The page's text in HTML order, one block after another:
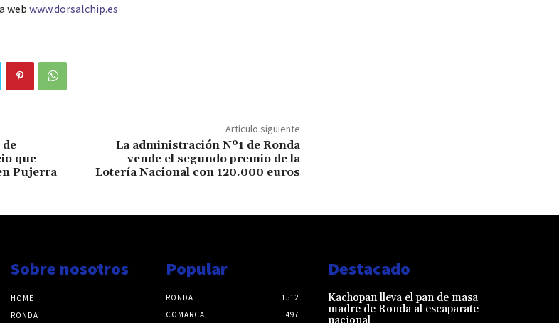
webwww.dorsalchip.es
que
Pujerra
Artículo siguiente
La administración Nº1 de Ronda
vende el segundo premio de la
Lotería Nacional con 120.000 euros
Sobre nosotros
HOME
RONDA
Popular
RONDA
1512
COMARCA
497
Destacado
Kachopan lleva el pan de masa
madre de Ronda al escaparate
nacional